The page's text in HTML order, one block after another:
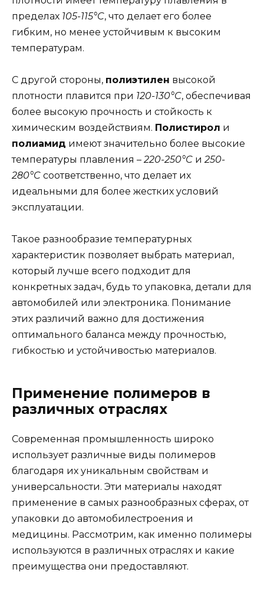
пределах 105-115°C, что делает его более
гибким, но менее устойчивым к высоким
температурам.
С другой стороны, полиэтилен высокой
плотности плавится при 120-130°C, обеспечивая
более высокую прочность и стойкость к
химическим воздействиям. Полистирол и
полиамид имеют значительно более высокие
температуры плавления –220-250°C и250-
280°C соответственно, что делает их
идеальными для более жестких условий
эксплуатации.
Такое разнообразие температурных
характеристик позволяет выбрать материал,
который лучше всего подходит для
конкретных задач, будь то упаковка, детали для
автомобилей или электроника. Понимание
этих различий важно для достижения
оптимального баланса между прочностью,
гибкостью и устойчивостью материалов.
Применение полимеров в
различных отраслях
Современная промышленность широко
использует различные виды полимеров
благодаря их уникальным свойствам и
универсальности. Эти материалы находят
применение в самых разнообразных сферах, от
упаковки до автомобилестроения и
медицины. Рассмотрим, как именно полимеры
используются в различных отраслях и какие
преимущества они предоставляют.